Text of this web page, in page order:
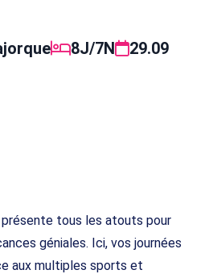
8J/7N
29.09
présente tous les atouts pour
géniales. Ici, vos journées
aux multiples sports et